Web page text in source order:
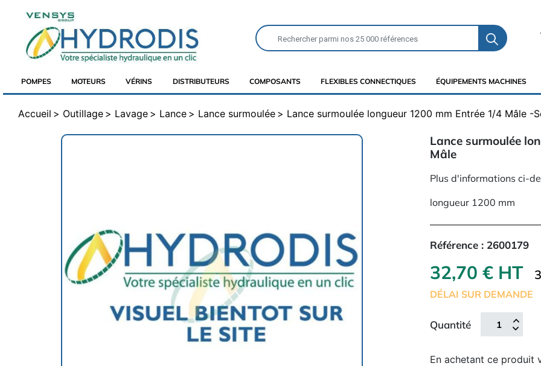
POMPES MOTEURS VÉRINS DISTRIBUTEURS COMPOSANTS FLEXIBLES CONNECTIQUES ÉQUIPEMENTS MACHINES
Accueil Outillage Lavage Lance Lance surmoulée Lance surmoulée longueur 1200 mm Entrée 1/4 Mâle -
Lance surmoulée
Mâle
Plus d'informations ci-
longueur 1200 mm
Référence : 2600179
32,70 € HT
DÉLAI SUR DEMANDE
Quantité
En achetant ce produit